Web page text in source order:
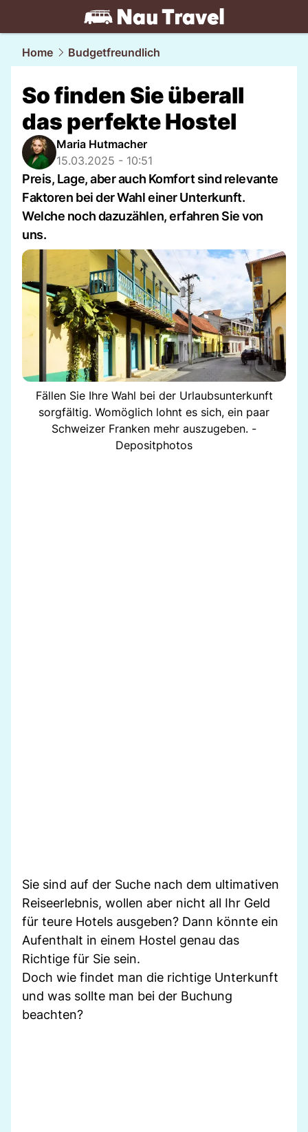
travel.NAU.ch
Home Budgetfreundlich
So finden Sie überall
das perfekte Hostel
Maria Hutmacher
15.03.2025 - 10:51
Preis, Lage, aber auch Komfort sind relevante
Faktoren bei der Wahl einer Unterkunft.
Welche noch dazuzählen, erfahren Sie von
uns.
Fällen Sie Ihre Wahl bei der Urlaubsunterkunft
sorgfältig. Womöglich lohnt es sich, ein paar
Schweizer Franken mehr auszugeben. -
Depositphotos
Sie sind auf der Suche nach dem ultimativen
Reiseerlebnis, wollen aber nicht all Ihr Geld
für teure Hotels ausgeben? Dann könnte ein
Aufenthalt in einem Hostel genau das
Richtige für Sie sein.
Doch wie findet man die richtige Unterkunft
und was sollte man bei der Buchung
beachten?